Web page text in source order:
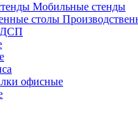
Мобильные стенды
офисные